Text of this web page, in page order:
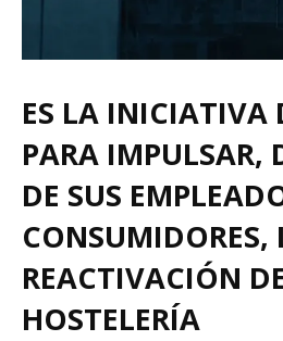
ES LA INICIATIVA
PARA IMPULSAR,
DE SUS
CONSUMIDORES,
REACTIVACIÓN
HOSTELERÍA